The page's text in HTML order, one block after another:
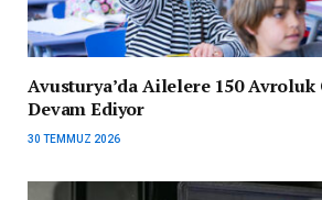
Avusturya’da Ailelere 150 Avroluk
Devam Ediyor
30 TEMMUZ 2026